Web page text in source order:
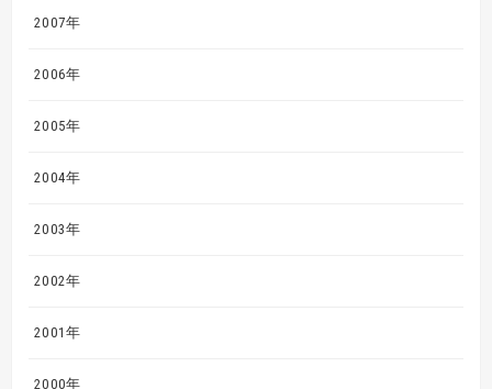
2007年
2006年
2005年
2004年
2003年
2002年
2001年
2000年